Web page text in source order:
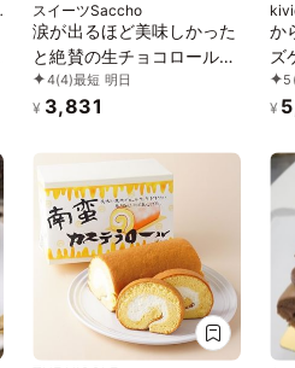
スイーツSaccho
涙が出るほど美味しかった
と絶賛の生チョコロール！
なめらか生チョコバーが丸
ごと！ 大人の生チョコロ
4(4)最短 明日
¥ 3,831
か
ズ
5
¥